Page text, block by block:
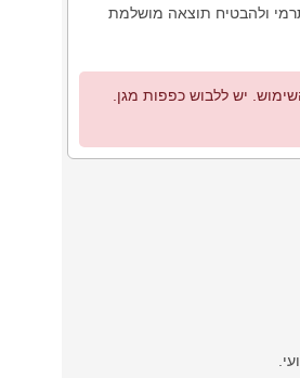
ולהבטיח תוצאה מושלמת
יש ללבוש כפפות מגן.